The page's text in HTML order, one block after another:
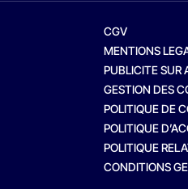
CGV
MENTIONS
PUBLICITE SUR
GESTION DES
POLITIQUE DE
POLITIQUE
POLITIQUE
CONDITIONS